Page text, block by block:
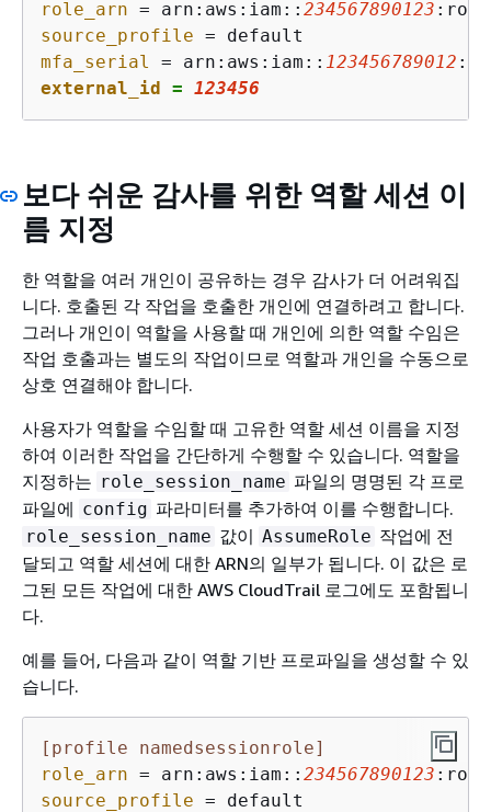
role_arn = arn:aws:iam:: 234567890123
source_profile
mfa_serial
= arn:aws:iam:: 123456789012
external_id = 123456
보다 쉬운 감사를 위한 역할 세션 이
름 지정
한 역할을 여러 개인이 공유하는 경우 감사가 더 어려워집
니다. 호출된 각 작업을 호출한 개인에 연결하려고 합니다.
그러나 개인이 역할을 사용할 때 개인에 의한 역할 수임은
작업 호출과는 별도의 작업이므로 역할과 개인을 수동으로
상호 연결해야 합니다.
사용자가 역할을 수임할 때 고유한 역할 세션 이름을 지정
하여 이러한 작업을 간단하게 수행할 수 있습니다. 역할을
지정하는 role_session_name 파일의 명명된 각 프로
파일에 config 파라미터를 추가하여 이를 수행합니다.
role_session_name 값이 AssumeRole 작업에 전
달되고 역할 세션에 대한 ARN의 일부가 됩니다. 이 값은 로
그된 모든 작업에 대한 AWS CloudTrail 로그에도 포함됩니
다.
예를 들어, 다음과 같이 역할 기반 프로파일을 생성할 수 있
습니다.
[profile namedsessionrole]
role_arn = arn:aws:iam:: 234567890123
source_profile